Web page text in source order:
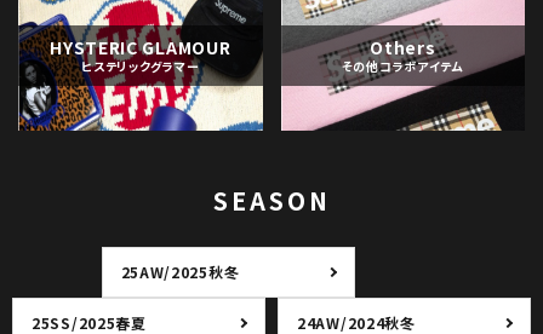
HYSTERIC GLAMOUR
ヒステリックグラマー
Others
その他コラボアイテム
SEASON
25AW/2025秋冬
25SS/2025春夏 24AW/2024秋冬